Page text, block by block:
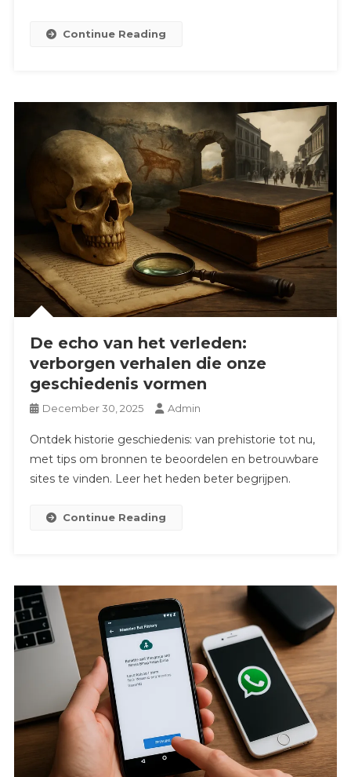
Continue Reading
De echo van het verleden:
verborgen verhalen die onze
geschiedenis vormen
December 30, 2025 Admin
Ontdek historie geschiedenis: van prehistorie tot nu,
met tips om bronnen te beoordelen en betrouwbare
sites te vinden. Leer het heden beter begrijpen.
Continue Reading